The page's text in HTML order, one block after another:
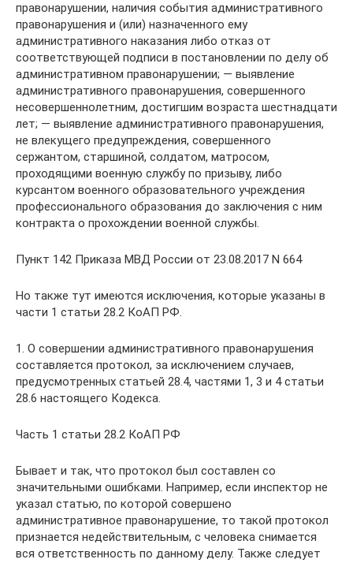
правонарушении, наличия события административного
правонарушения и (или) назначенного ему
административного наказания либо отказ от
соответствующей подписи в постановлении по делу об
административном правонарушении; — выявление
административного правонарушения, совершенного
несовершеннолетним, достигшим возраста шестнадцати
лет; — выявление административного правонарушения,
не влекущего предупреждения, совершенного
сержантом, старшиной, солдатом, матросом,
проходящими военную службу по призыву, либо
курсантом военного образовательного учреждения
профессионального образования до заключения с ним
контракта о прохождении военной службы.
Пункт 142 Приказа МВД России от 23.08.2017 N 664
Но также тут имеются исключения, которые указаны в
части 1 статьи 28.2 КоАП РФ.
1. О совершении административного правонарушения
составляется протокол, за исключением случаев,
предусмотренных статьей 28.4, частями 1, 3 и 4 статьи
28.6 настоящего Кодекса.
Часть 1 статьи 28.2 КоАП РФ
Бывает и так, что протокол был составлен со
значительными ошибками. Например, если инспектор не
указал статью, по которой совершено
административное правонарушение, то такой протокол
признается недействительным, с человека снимается
вся ответственность по данному делу. Также следует